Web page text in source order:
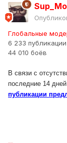
Sup_Mo
Глобальные
6 233 публикации
44 010 боёв
В связи с
последние 14
публикации